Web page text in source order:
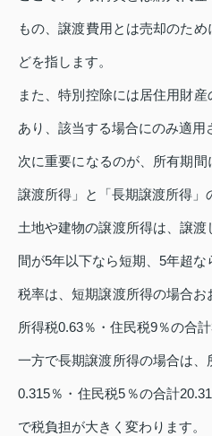
もの、譲渡費用とは売却のた
どを指します。
また、特別控除には居住用財
あり、該当する場合にのみ適用
次に重要になるのが、所有期
譲渡所得」と「長期譲渡所得」
土地や建物の譲渡所得は、譲
間が5年以下なら短期、5年超な
税率は、短期譲渡所得の場合お
所得税0.63％・住民税9％の合
一方で長期譲渡所得の場合は
0.315％・住民税5％の合計
で税負担が大きく変わります。